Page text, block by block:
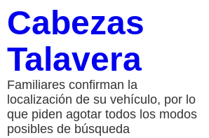
Cabezas
Talavera
Familiares confirman la
localización de su vehículo, por lo
que piden agotar todos los modos
posibles de búsqueda